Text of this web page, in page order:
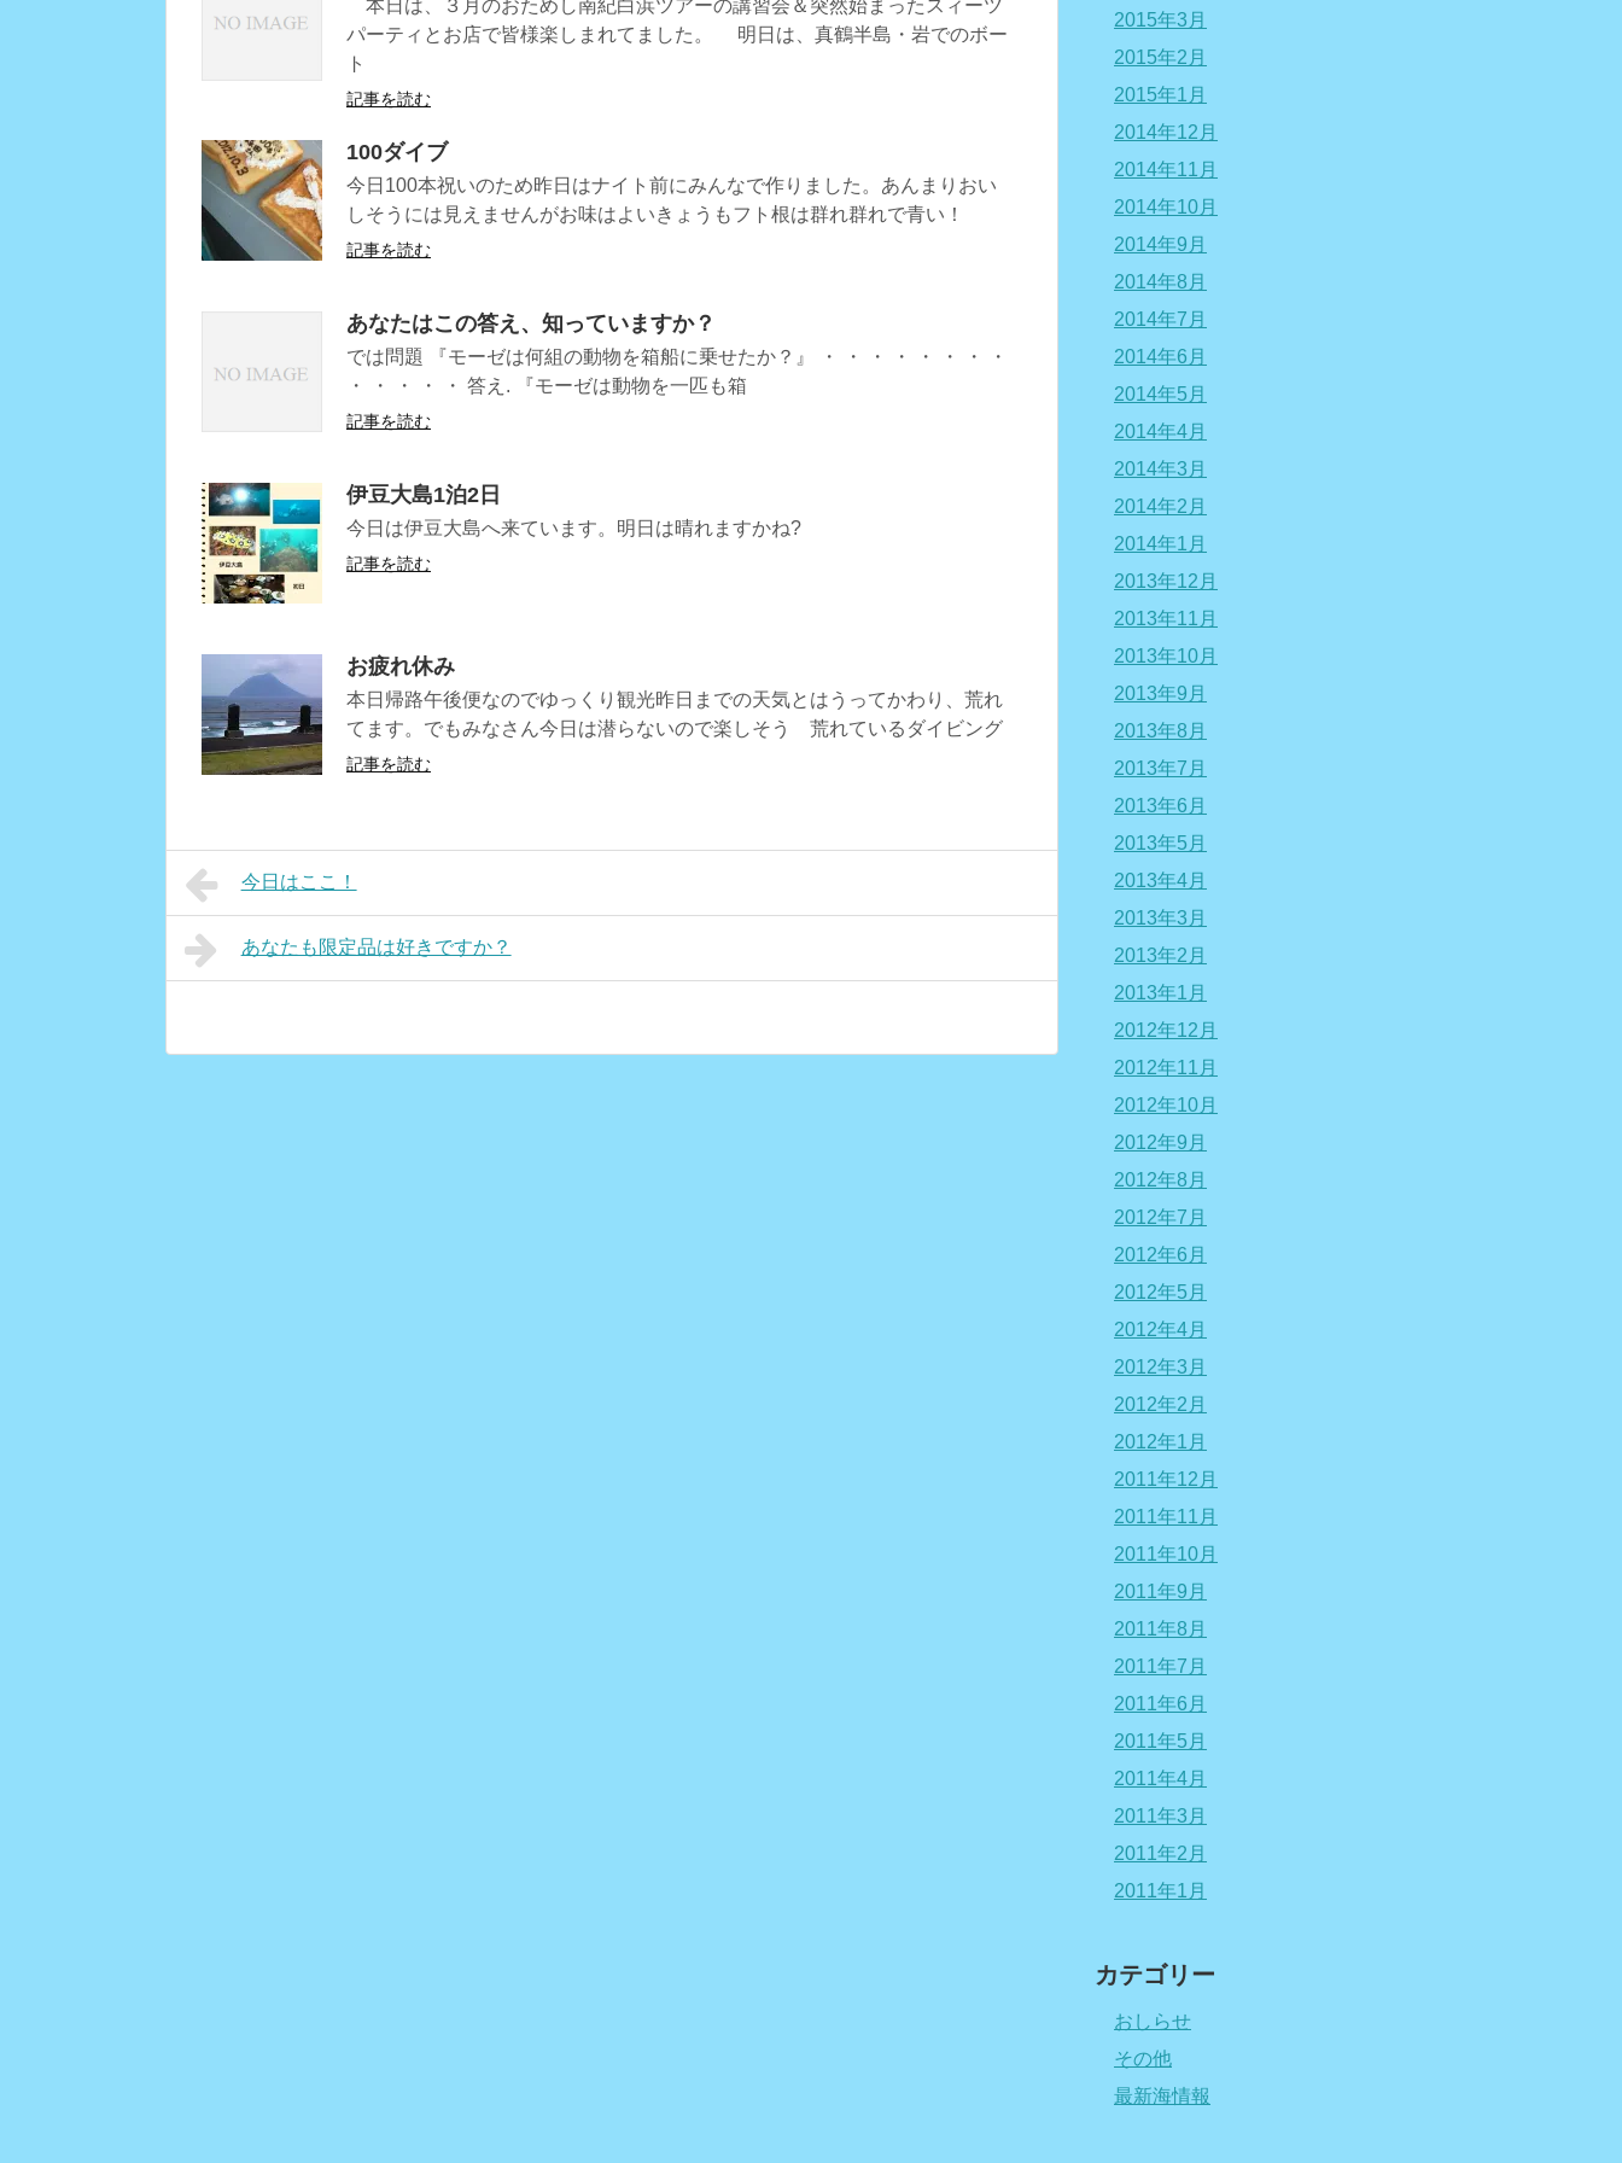
本日は、３月のおためし南紀白浜ツアーの講習会＆突然始まったスィーツ
パーティとお店で皆様楽しまれてました。 明日は、真鶴半島・岩でのボー
ト
記事を読む
100ダイブ
今日100本祝いのため昨日はナイト前にみんなで作りました。あんまりおい
しそうには見えませんがお味はよいきょうもフト根は群れ群れで青い！
記事を読む
あなたはこの答え、知っていますか？
では問題 『モーゼは何組の動物を箱船に乗せたか？』 ・ ・ ・ ・ ・ ・ ・ ・
・ ・ ・ ・ ・ 答え. 『モーゼは動物を一匹も箱
記事を読む
伊豆大島1泊2日
今日は伊豆大島へ来ています。明日は晴れますかね?
記事を読む
お疲れ休み
本日帰路午後便なのでゆっくり観光昨日までの天気とはうってかわり、荒れ
てます。でもみなさん今日は潜らないので楽しそう 荒れているダイビング
記事を読む
今日はここ！
あなたも限定品は好きですか？
2015年3月
2015年2月
2015年1月
2014年12月
2014年11月
2014年10月
2014年9月
2014年8月
2014年7月
2014年6月
2014年5月
2014年4月
2014年3月
2014年2月
2014年1月
2013年12月
2013年11月
2013年10月
2013年9月
2013年8月
2013年7月
2013年6月
2013年5月
2013年4月
2013年3月
2013年2月
2013年1月
2012年12月
2012年11月
2012年10月
2012年9月
2012年8月
2012年7月
2012年6月
2012年5月
2012年4月
2012年3月
2012年2月
2012年1月
2011年12月
2011年11月
2011年10月
2011年9月
2011年8月
2011年7月
2011年6月
2011年5月
2011年4月
2011年3月
2011年2月
2011年1月
カテゴリー
おしらせ
その他
最新海情報